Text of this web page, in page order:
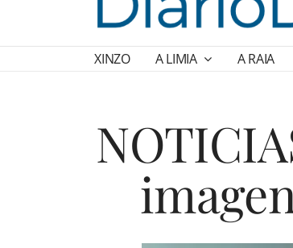
XINZO A LIMIA A RAIA